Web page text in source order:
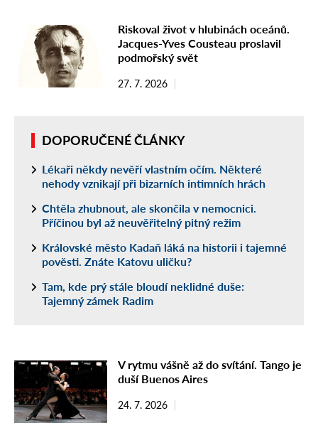
Riskoval život v hlubinách oceánů.
Jacques-Yves Cousteau proslavil
podmořský svět
27. 7. 2026
DOPORUČENÉ ČLÁNKY
Lékaři někdy nevěří vlastním očím. Některé
nehody vznikají při bizarních intimních hrách
Chtěla zhubnout, ale skončila v nemocnici.
Příčinou byl až neuvěřitelný pitný režim
Královské město Kadaň láká na historii i tajemné
pověsti. Znáte Katovu uličku?
Tam, kde prý stále bloudí neklidné duše:
Tajemný zámek Radim
V rytmu vášně až do svítání. Tango je
duší Buenos Aires
24. 7. 2026